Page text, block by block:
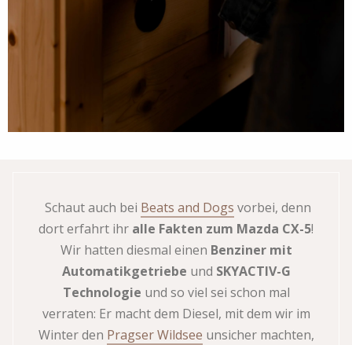
Schaut auch bei Beats and Dogs vorbei, denn
dort erfahrt ihr alle Fakten zum Mazda CX-5!
Wir hatten diesmal einen Benziner mit
Automatikgetriebe und SKYACTIV-G
Technologie und so viel sei schon mal
verraten: Er macht dem Diesel, mit dem wir im
Winter den Pragser Wildsee unsicher machten,